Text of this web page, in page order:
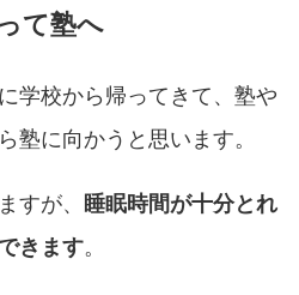
て塾へ
学校から帰ってきて、塾や
塾に向かうと思います。
すが、
睡眠時間が十分とれ
きます。